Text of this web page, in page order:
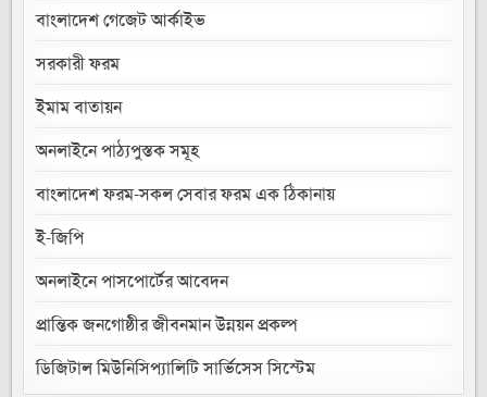
বাংলাদেশ গেজেট আর্কাইভ
সরকারী ফরম
ইমাম বাতায়ন
অনলাইনে পাঠ্যপুস্তক সমূহ
বাংলাদেশ ফরম-সকল সেবার ফরম এক ঠিকানায়
ই-জিপি
অনলাইনে পাসপোর্টের আবেদন
প্রান্তিক জনগোষ্ঠীর জীবনমান উন্নয়ন প্রকল্প
ডিজিটাল মিউনিসিপ্যালিটি সার্ভিসেস সিস্টেম